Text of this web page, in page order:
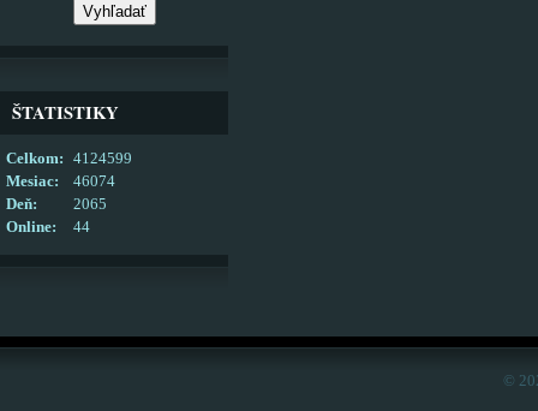
ŠTATISTIKY
Online: 44
Celkom:
4124599
Mesiac:
46074
Deň:
2065
©